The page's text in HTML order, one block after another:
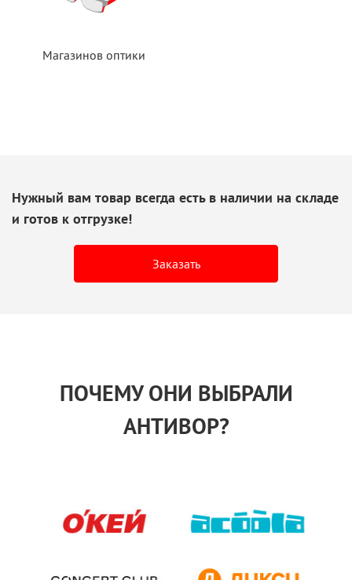
Магазинов оптики
Нужный вам товар всегда есть в наличии на складе
и готов к отгрузке!
Заказать
ПОЧЕМУ ОНИ ВЫБРАЛИ
АНТИВОР?